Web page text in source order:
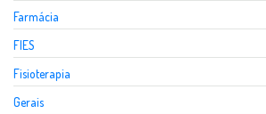
Farmácia
FIES
Fisioterapia
Gerais